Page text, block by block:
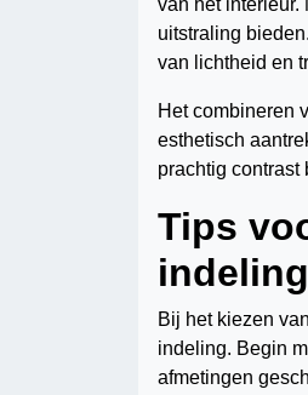
uitstraling
van lichtheid en
Het combineren
esthetisch
prachtig contrast
Tips
indeling
Bij het kiezen
indeling. Begin
afmetingen